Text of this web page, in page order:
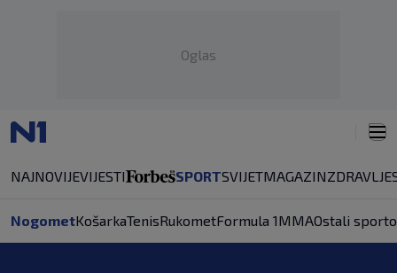
Oglas
NAJNOVIJEVIJESTI SPORTSVIJETMAGAZINZDRAVLJE
NogometKošarkaTenisRukometFormula 1MMAOstali